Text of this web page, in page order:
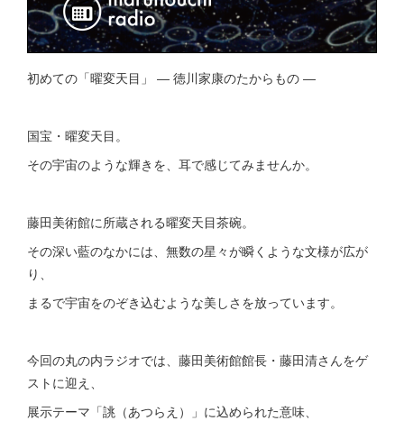
初めての「曜変天目」 ― 徳川家康のたからもの ―
国宝・曜変天目。
その宇宙のような輝きを、耳で感じてみませんか。
藤田美術館に所蔵される曜変天目茶碗。
その深い藍のなかには、無数の星々が瞬くような文様が広が
り、
まるで宇宙をのぞき込むような美しさを放っています。
今回の丸の内ラジオでは、藤田美術館館長・藤田清さんをゲ
ストに迎え、
展示テーマ「誂（あつらえ）」に込められた意味、